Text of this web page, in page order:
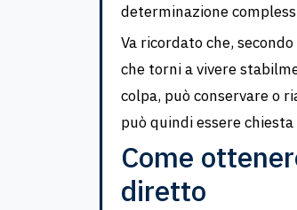
determinazione
Va ricordato che,
che torni a vivere
colpa, può conservare o
può quindi essere
Come
diretto